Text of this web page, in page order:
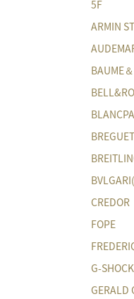
5F
ARMIN
BAUME
BREGUET
CREDOR
FOPE
G-
GERALD